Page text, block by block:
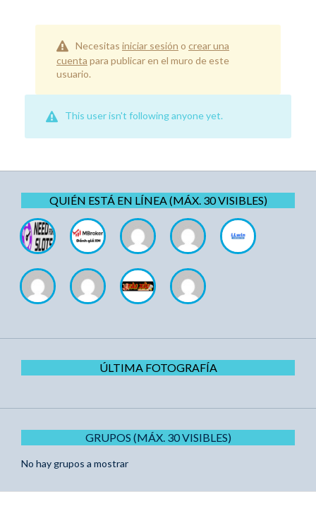
Necesitas iniciar sesión o crear una
cuenta para publicar en el muro de este
usuario.
This user isn't following anyone yet.
QUIÉN ESTÁ EN LÍNEA (MÁX. 30 VISIBLES)
ÚLTIMA FOTOGRAFÍA
GRUPOS (MÁX. 30 VISIBLES)
No hay grupos a mostrar